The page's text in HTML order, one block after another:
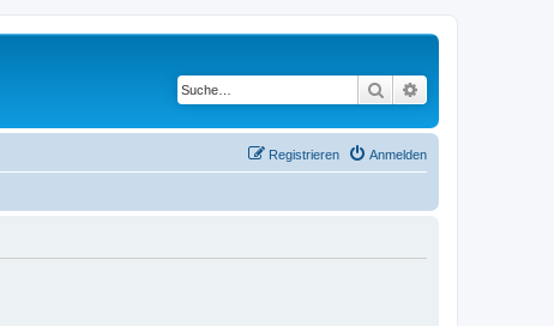
Suche
Anmelden
Registrieren